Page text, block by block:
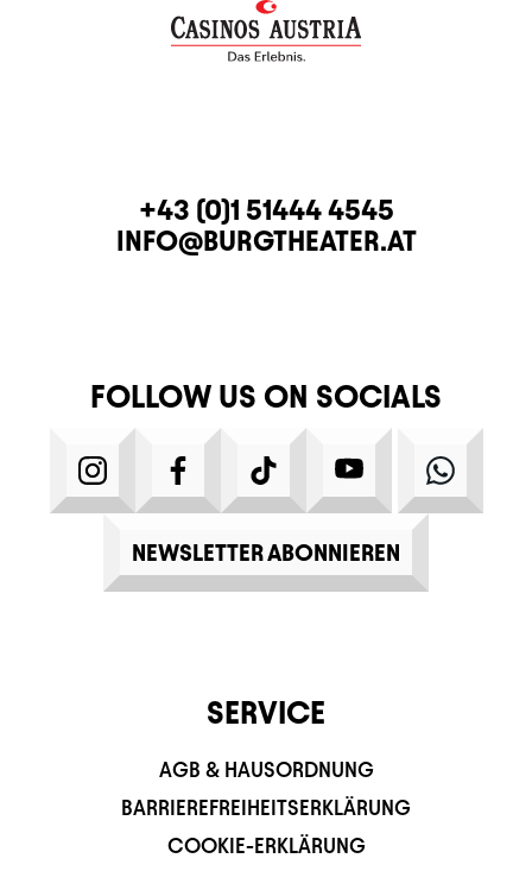
CONTACTTELEPHONE
+43 (0)1 51444 4545
E-MAIL
INFO@BURGTHEATER.AT
FOLLOW US ON SOCIALS
INSTAGRAMFACEBOOKTIKTOK YOUTUBE
NEWSLETTER ABONNIEREN
SERVICE
AGB & HAUSORDNUNG
BARRIEREFREIHEITSERKLÄRUNG
COOKIE-ERKLÄRUNG